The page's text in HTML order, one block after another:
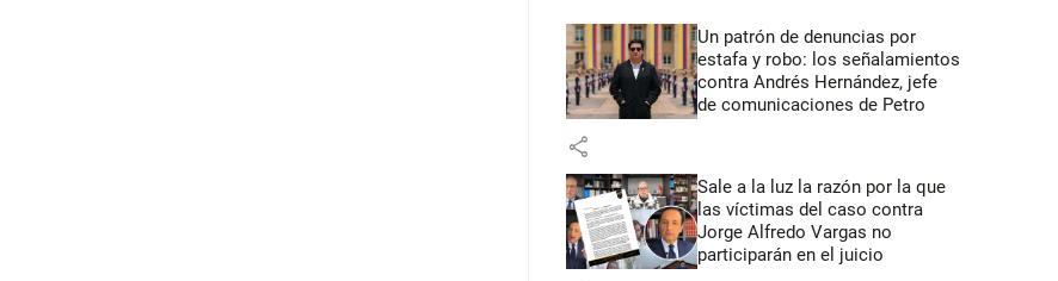
Un patrón de denuncias por
estafa y robo: los señalamientos
contra Andrés Hernández, jefe
de comunicaciones de Petro
share
Sale a la luz la razón por la que
las víctimas del caso contra
Jorge Alfredo Vargas no
participarán en el juicio